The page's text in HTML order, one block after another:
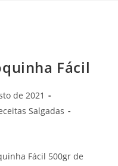
Fácil
de 2021
Salgadas
Fácil 500gr de